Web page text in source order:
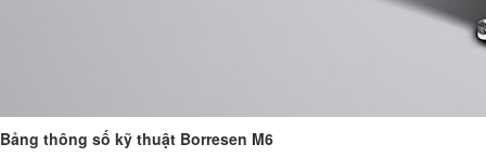
Bảng thông số kỹ thuật Borresen M6